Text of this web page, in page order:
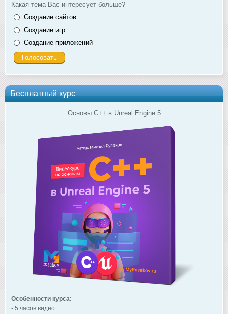
Какая тема Вас интересует больше?
Создание сайтов
Создание игр
Создание приложений
Бесплатный курс
Основы C++ в Unreal Engine 5
Особенности курса:
- 5 часов видео